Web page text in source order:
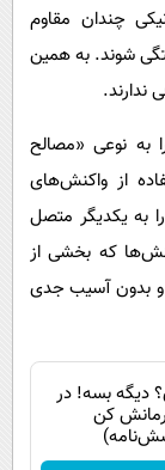
چندان مقاوم
شوند. به همین
ندارند.
به نوعی «مصالح
از واکنش‌های
به یکدیگر متصل
که بخشی از
و بدون آسیب جدی
دیگه بسه! در
کن